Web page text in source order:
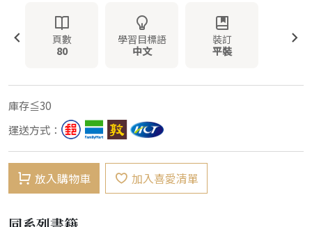
頁數
80
學習目標語
中文
裝訂
平裝
庫存≦30
運送方式：
放入購物車 加入喜愛清單